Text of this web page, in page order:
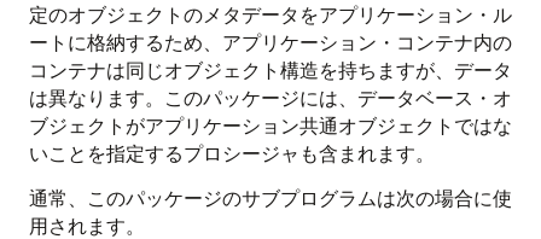
定のオブジェクトのメタデータをアプリケーション・ル
ートに格納するため、アプリケーション・コンテナ内の
コンテナは同じオブジェクト構造を持ちますが、データ
は異なります。このパッケージには、データベース・オ
ブジェクトがアプリケーション共通オブジェクトではな
いことを指定するプロシージャも含まれます。
通常、このパッケージのサブプログラムは次の場合に使
用されます。